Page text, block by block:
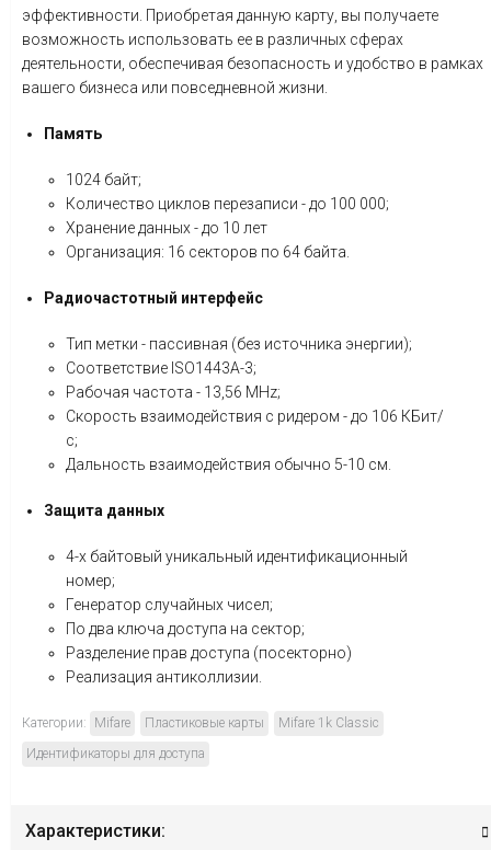
эффективности. Приобретая данную карту, вы получаете
возможность использовать ее в различных сферах
деятельности, обеспечивая безопасность и удобство в рамках
вашего бизнеса или повседневной жизни.
Память
1024 байт;
Количество циклов перезаписи - до 100 000;
Хранение данных - до 10 лет
Организация: 16 секторов по 64 байта.
Радиочастотный интерфейс
Тип метки - пассивная (без источника энергии);
Соответствие ISO1443A-3;
Рабочая частота - 13,56 MHz;
Скорость взаимодействия с ридером - до 106 КБит/
с;
Дальность взаимодействия обычно 5-10 см.
Защита данных
4-х байтовый уникальный идентификационный
номер;
Генератор случайных чисел;
По два ключа доступа на сектор;
Разделение прав доступа (посекторно)
Реализация антиколлизии.
Категории: Mifare Пластиковые карты
Mifare 1k Classic
Идентификаторы для доступа
Характеристики: